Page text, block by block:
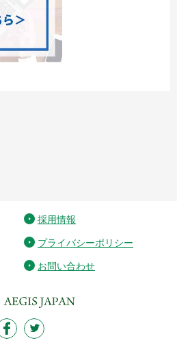
採用情報
プライバシーポリシー
お問い合わせ